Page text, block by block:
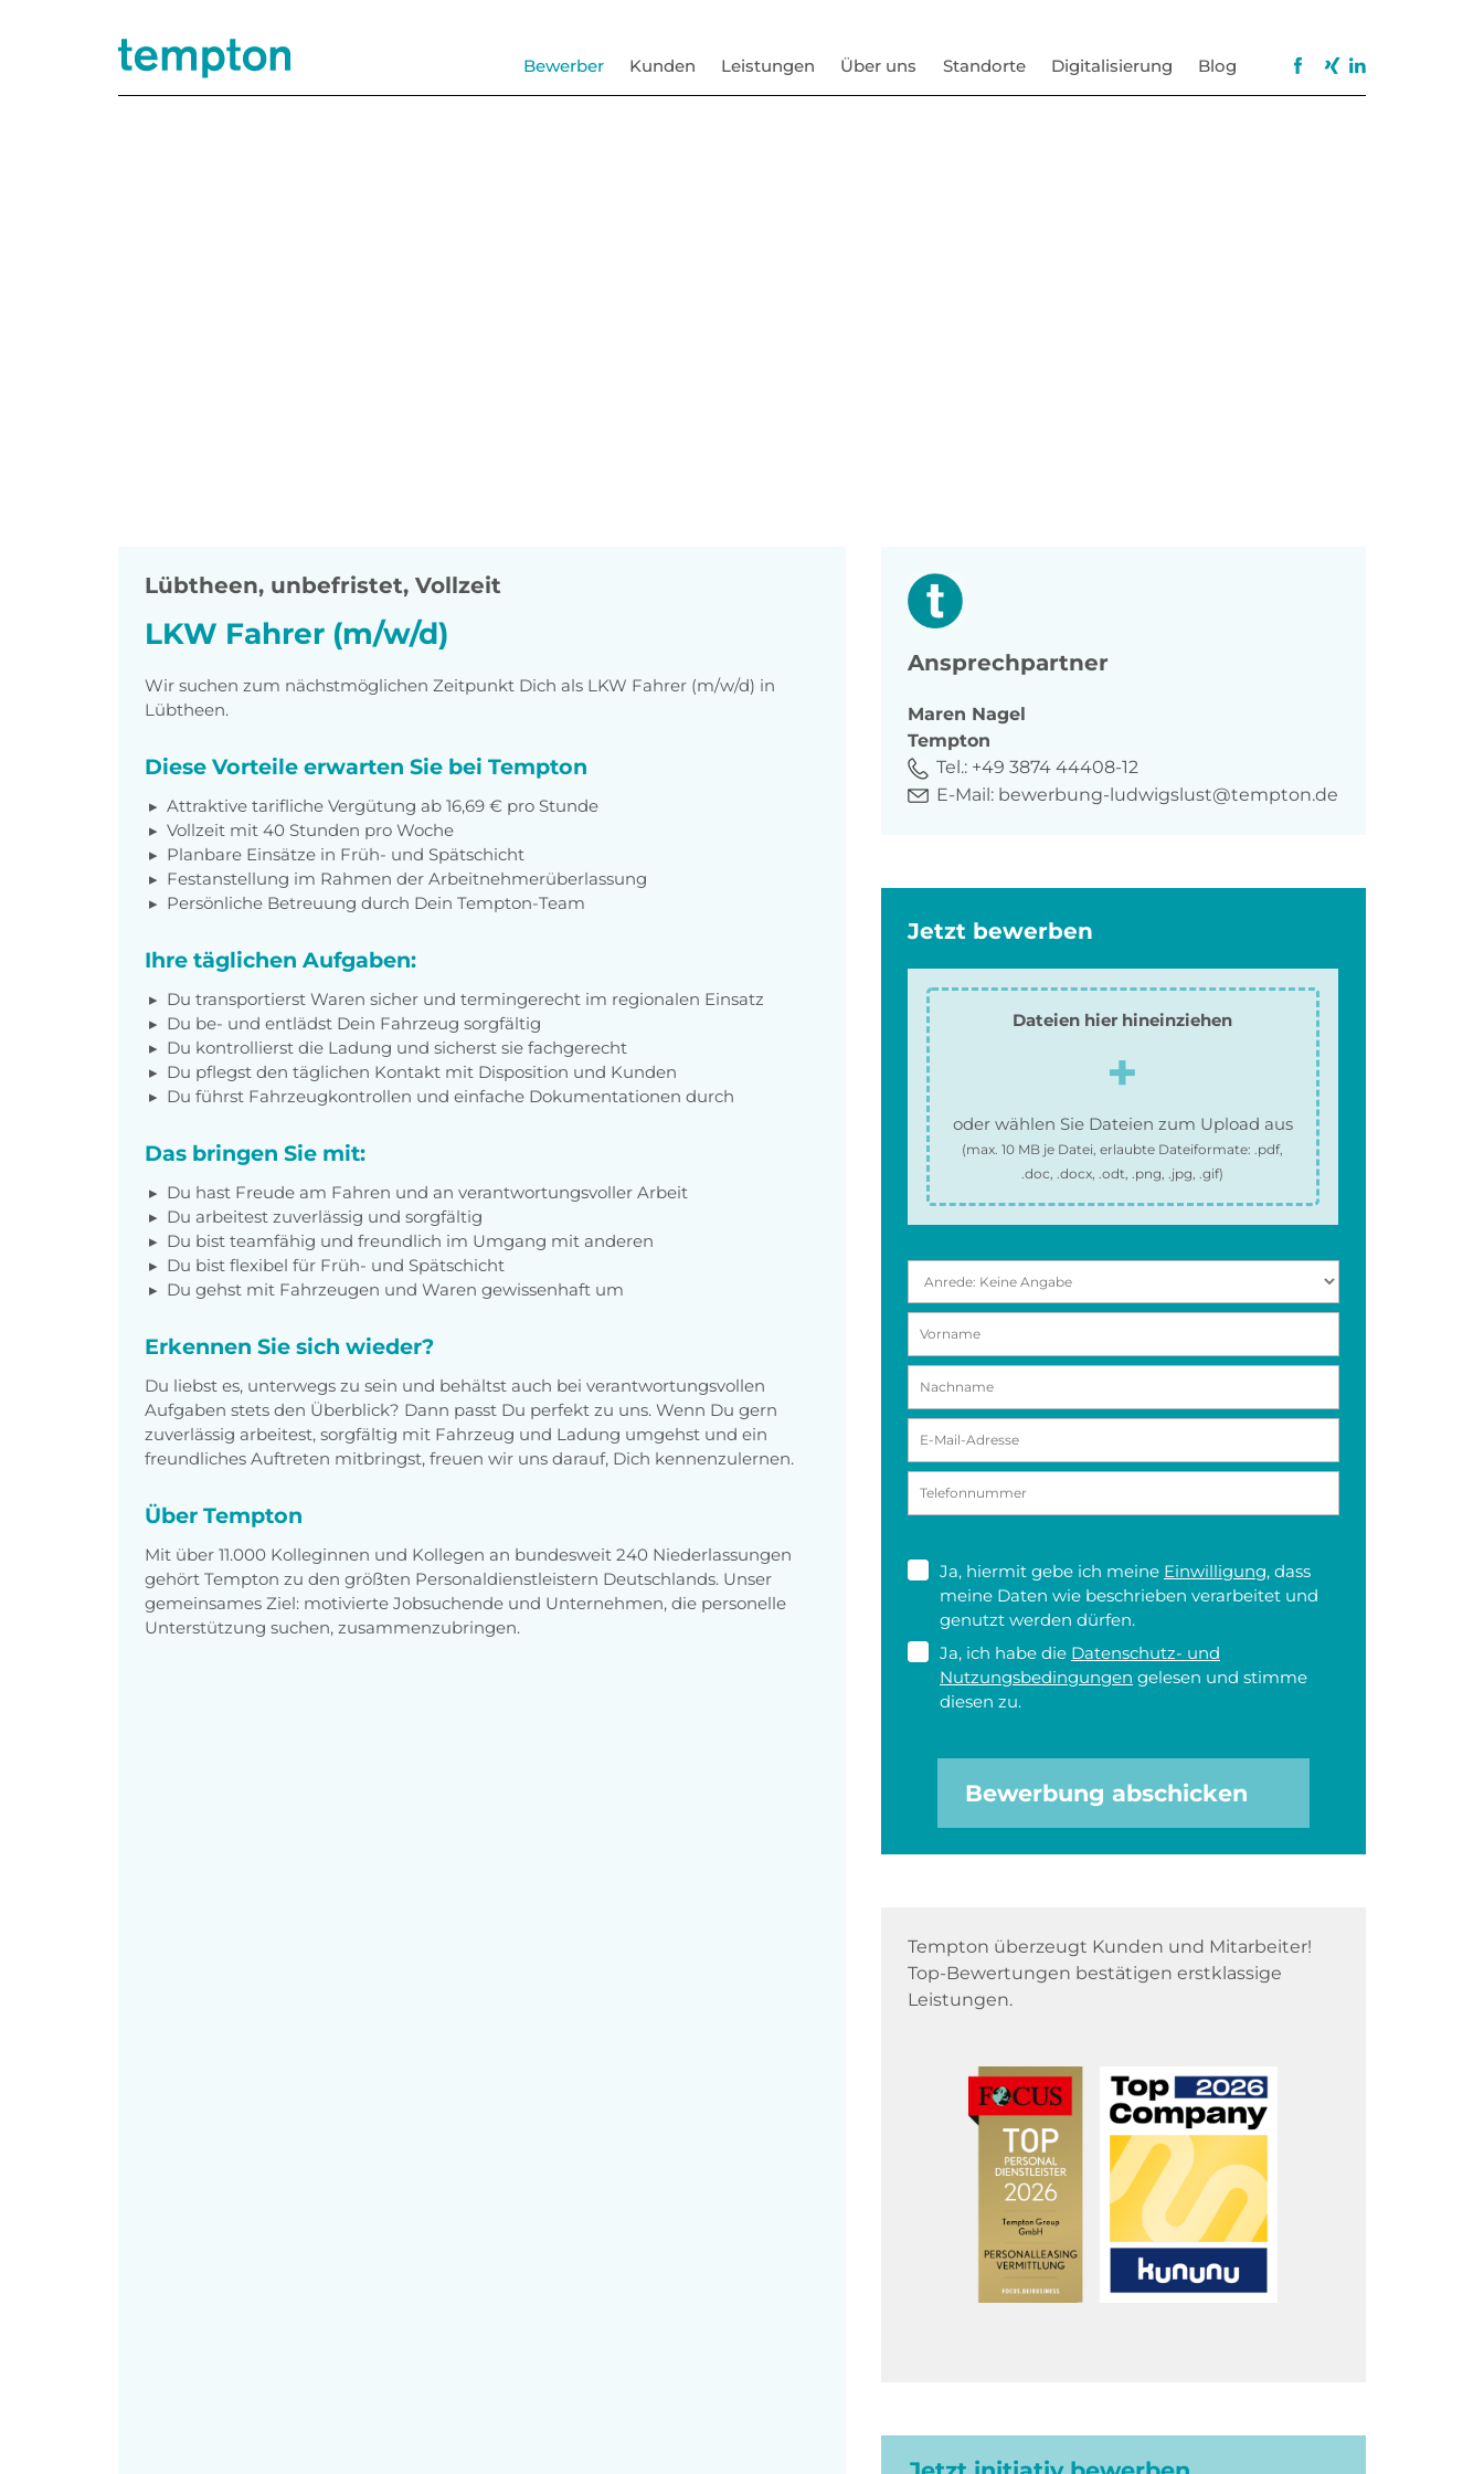
Bewerber Kunden Leistungen Über uns Standorte Digitalisierung Blog
Lübtheen, unbefristet, Vollzeit
LKW Fahrer (m/w/d)
Wir suchen zum nächstmöglichen Zeitpunkt Dich als LKW Fahrer (m/w/d) in
Lübtheen.
Diese Vorteile erwarten Sie bei Tempton
Attraktive tarifliche Vergütung ab 16,69 € pro Stunde
Vollzeit mit 40 Stunden pro Woche
Planbare Einsätze in Früh- und Spätschicht
Festanstellung im Rahmen der Arbeitnehmerüberlassung
Persönliche Betreuung durch Dein Tempton-Team
Ihre täglichen Aufgaben:
Du transportierst Waren sicher und termingerecht im regionalen Einsatz
Du be- und entlädst Dein Fahrzeug sorgfältig
Du kontrollierst die Ladung und sicherst sie fachgerecht
Du pflegst den täglichen Kontakt mit Disposition und Kunden
Du führst Fahrzeugkontrollen und einfache Dokumentationen durch
Das bringen Sie mit:
Du hast Freude am Fahren und an verantwortungsvoller Arbeit
Du arbeitest zuverlässig und sorgfältig
Du bist teamfähig und freundlich im Umgang mit anderen
Du bist flexibel für Früh- und Spätschicht
Du gehst mit Fahrzeugen und Waren gewissenhaft um
Erkennen Sie sich wieder?
Du liebst es, unterwegs zu sein und behältst auch bei verantwortungsvollen
Aufgaben stets den Überblick? Dann passt Du perfekt zu uns. Wenn Du gern
zuverlässig arbeitest, sorgfältig mit Fahrzeug und Ladung umgehst und ein
freundliches Auftreten mitbringst, freuen wir uns darauf, Dich kennenzulernen.
Über Tempton
Mit über 11.000 Kolleginnen und Kollegen an bundesweit 240 Niederlassungen
gehört Tempton zu den größten Personaldienstleistern Deutschlands. Unser
gemeinsames Ziel: motivierte Jobsuchende und Unternehmen, die personelle
Unterstützung suchen, zusammenzubringen.
Ansprechpartner
Maren Nagel
Tempton
Tel.: +49 3874 44408-12
E-Mail: bewerbung-ludwigslust@tempton.de
Jetzt bewerben
Dateien hier hineinziehen
oder wählen Sie Dateien zum Upload aus
(max.10 MB je Datei, erlaubte Dateiformate:.pdf,
.doc, .docx, .odt, .png, .jpg, .gif)
Ja, hiermit gebe ich meine Einwilligung, dass
meine Daten wie beschrieben verarbeitet und
genutzt werden dürfen.
Ja, ich habe die Datenschutz- und
Nutzungsbedingungen gelesen und stimme
diesen zu.
Bewerbung abschicken
Tempton überzeugt Kunden und Mitarbeiter!
Top-Bewertungen bestätigen erstklassige
Leistungen.